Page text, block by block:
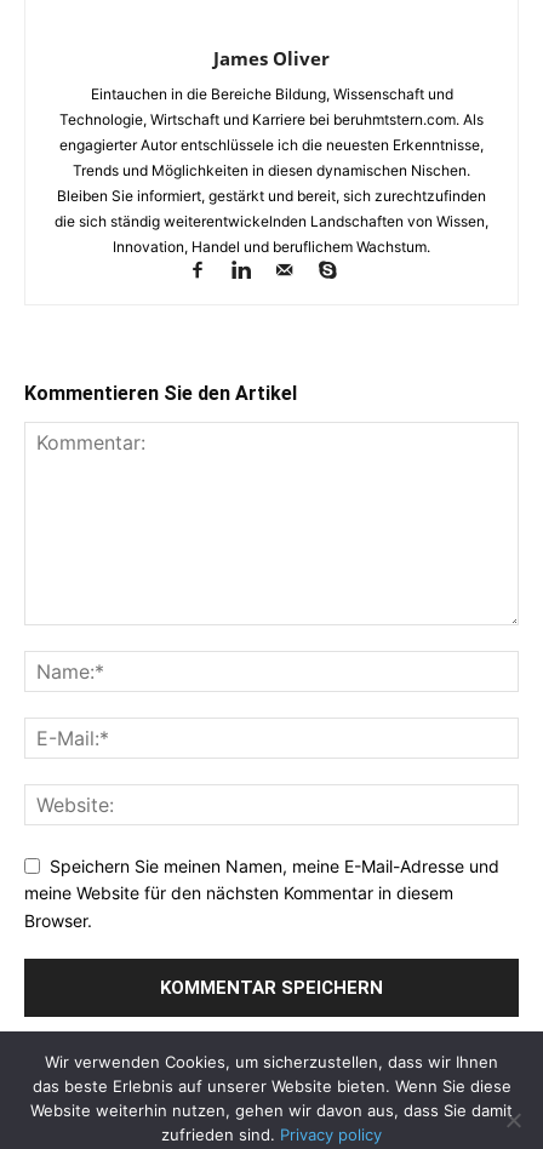
James Oliver
Eintauchen in die Bereiche Bildung, Wissenschaft und
Technologie, Wirtschaft und Karriere bei beruhmtstern.com. Als
engagierter Autor entschlüssele ich die neuesten Erkenntnisse,
Trends und Möglichkeiten in diesen dynamischen Nischen.
Bleiben Sie informiert, gestärkt und bereit, sich zurechtzufinden
die sich ständig weiterentwickelnden Landschaften von Wissen,
Innovation, Handel und beruflichem Wachstum.
Kommentieren Sie den Artikel
Speichern Sie meinen Namen, meine E-Mail-Adresse und
meine Website für den nächsten Kommentar in diesem
Browser.
Datenschutzerklaerung Impressum
Wir verwenden Cookies, um sicherzustellen, dass wir Ihnen
das beste Erlebnis auf unserer Website bieten. Wenn Sie diese
Website weiterhin nutzen, gehen wir davon aus, dass Sie damit
zufrieden sind. Privacy policy